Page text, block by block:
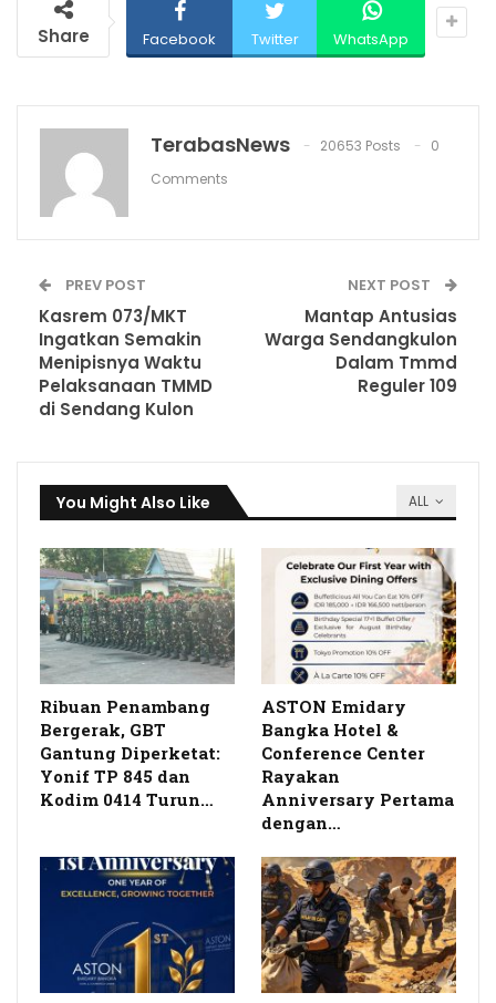
Share Facebook Twitter WhatsApp
TerabasNews 20653 Posts
0
Comments
PREV POST
Kasrem 073/MKT
Ingatkan Semakin
Menipisnya Waktu
Pelaksanaan TMMD
di Sendang Kulon
NEXT POST
Mantap Antusias
Warga Sendangkulon
Dalam Tmmd
Reguler 109
ALL
You Might Also Like
Ribuan Penambang
Bergerak, GBT
Gantung Diperketat:
Yonif TP 845 dan
Kodim 0414 Turun…
ASTON Emidary
Bangka Hotel &
Conference Center
Rayakan
Anniversary Pertama
dengan…